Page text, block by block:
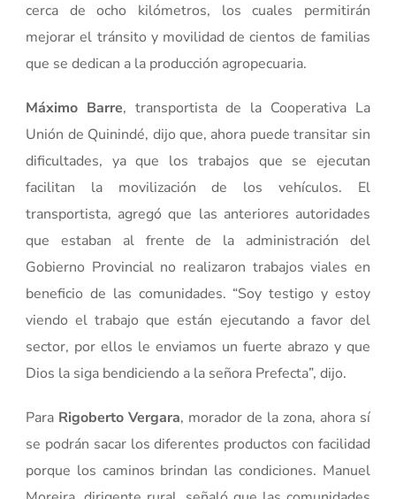
cerca de ocho kilómetros, los cuales permitirán
mejorar el tránsito y movilidad de cientos de familias
que se dedican a la producción agropecuaria.
Máximo Barre, transportista de la Cooperativa La
Unión de Quinindé, dijo que, ahora puede transitar sin
dificultades, ya que los trabajos que se ejecutan
facilitan la movilización de los vehículos. El
transportista, agregó que las anteriores autoridades
que estaban al frente de la administración del
Gobierno Provincial no realizaron trabajos viales en
beneficio de las comunidades. “Soy testigo y estoy
viendo el trabajo que están ejecutando a favor del
sector, por ellos le enviamos un fuerte abrazo y que
Dios la siga bendiciendo a la señora Prefecta”, dijo.
Para Rigoberto Vergara, morador de la zona, ahora sí
se podrán sacar los diferentes productos con facilidad
porque los caminos brindan las condiciones. Manuel